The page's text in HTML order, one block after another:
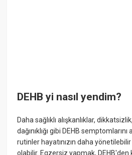
DEHB yi nasıl yendim?
Daha sağlıklı alışkanlıklar,
dağınıklığı gibi DEHB
rutinler hayatınızın daha
olabilir. Egzersiz yapmak, DEHB'den